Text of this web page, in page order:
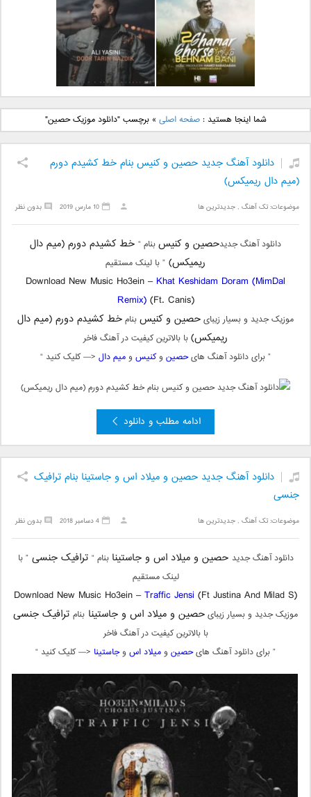
دانلود آهنگ جدید مهدی
یراحی بنام اسرار
دانلود آهنگ جدید فرزاد
فرزین بنام آتیش
دانلود آهنگ جدید بهنام
بانی بنام قرص قمر 2
دانلود آهنگ جدید علی
یاسینی بنام دورترین نزدیک
شما اینجا هستید :صفحه اصلی »برچسب "دانلود موزیک حصین"
دانلود آهنگ جدید حصین و کنیس بنام خط کشیدم دورم
(میم دال ریمیکس)
موضوعات:تک آهنگ ,جدیدترین ها بدون نظر 10 مارس 2019
دانلود آهنگ جدیدحصین و کنیسبنام “ خط کشیدم دورم (میم دال
ریمیکس) ” با لینک مستقیم
Download New Music Ho3ein – Khat Keshidam Doram (MimDal
Remix)(Ft. Canis)
موزیک جدید و بسیار زیبایحصین و کنیسبنامخط کشیدم دورم (میم دال
ریمیکس)با بالاترین کیفیت در آهنگ فاخر
” برای دانلود آهنگ هایحصین وکنیس ومیم دال <— کلیک کنید “
ادامه مطلب و دانلود
دانلود آهنگ جدید حصین و میلاد اس و جاستینا بنام ترافیک
جنسی
موضوعات:تک آهنگ ,جدیدترین ها بدون نظر 4 دسامبر 2018
دانلود آهنگ جدید حصین و میلاد اس و جاستینا بنام “ ترافیک جنسی” با
لینک مستقیم
Download New Music Ho3ein –Traffic Jensi (Ft Justina And Milad S)
موزیک جدید و بسیار زیبایحصین و میلاد اس و جاستینا بنام ترافیک جنسی
با بالاترین کیفیت در آهنگ فاخر
” برای دانلود آهنگ هایحصین ومیلاد اس وجاستینا <— کلیک کنید “